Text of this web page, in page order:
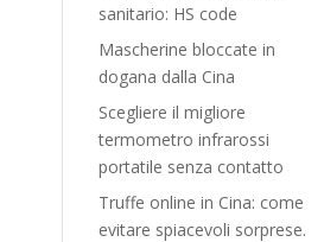
sanitario: HS code
Mascherine bloccate in
dogana dalla Cina
Scegliere il migliore
termometro infrarossi
portatile senza contatto
Truffe online in Cina: come
evitare spiacevoli sorprese.